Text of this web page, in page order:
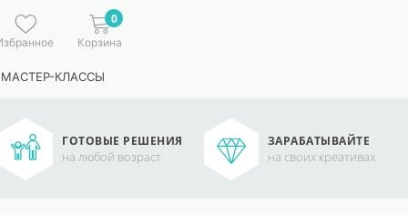
0
Корзина
КЛАССЫ
ГОТОВЫЕ РЕШЕНИЯ
на любой возраст
ЗАРАБАТЫВАЙТЕ
на своих креативах